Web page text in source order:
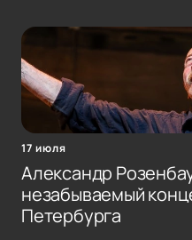
17 июля
Александр
незабываемый
Петербурга